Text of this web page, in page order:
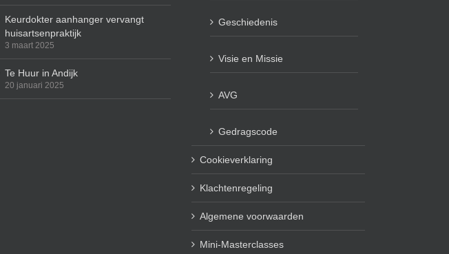
Keurdokter aanhanger vervangt
huisartsenpraktijk
3 maart 2025
Te Huur in Andijk
20 januari 2025
Geschiedenis
Visie en Missie
AVG
Gedragscode
Cookieverklaring
Klachtenregeling
Algemene voorwaarden
Mini-Masterclasses